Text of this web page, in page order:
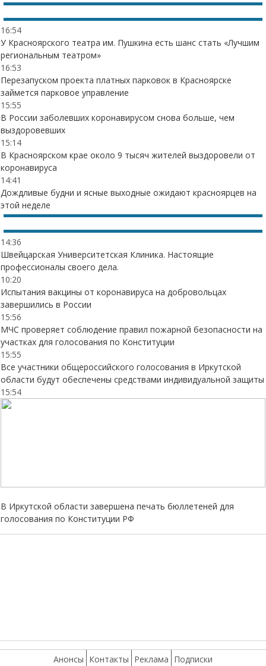
16:54
У Красноярского театра им. Пушкина есть шанс стать «Лучшим
региональным театром»
16:53
Перезапуском проекта платных парковок в Красноярске
займется парковое управление
15:55
В России заболевших коронавирусом снова больше, чем
выздоровевших
15:14
В Красноярском крае около 9 тысяч жителей выздоровели от
коронавируса
14:41
Дождливые будни и ясные выходные ожидают красноярцев на
этой неделе
14:36
Швейцарская Университетская Клиника. Настоящие
профессионалы своего дела.
10:20
Испытания вакцины от коронавируса на добровольцах
завершились в России
15:56
МЧС проверяет соблюдение правил пожарной безопасности на
участках для голосования по Конституции
15:55
Все участники общероссийского голосования в Иркутской
области будут обеспечены средствами индивидуальной защиты
15:54
В Иркутской области завершена печать бюллетеней для
голосования по Конституции РФ
Анонсы Контакты Реклама Подписки